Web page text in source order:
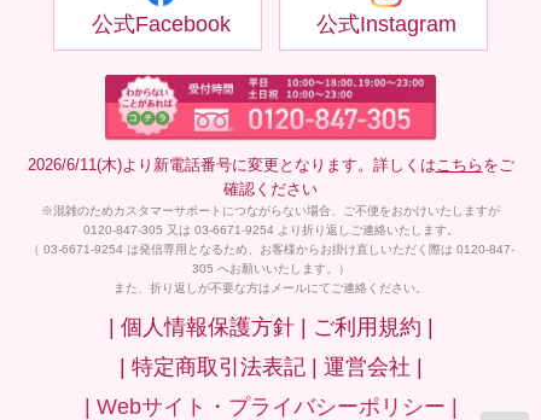
公式Facebook 公式Instagram
2026/6/11(木)より新電話番号に変更となります。詳しくは こちら をご
確認ください
※混雑のためカスタマーサポートにつながらない場合、ご不便をおかけいたしますが
0120-847-305 又は 03-6671-9254 より折り返しご連絡いたします。
（ 03-6671-9254 は発信専用となるため、お客様からお掛け直しいただく際は 0120-847-
305 へお願いいたします。）
また、折り返しが不要な方はメールにてご連絡ください。
| 個人情報保護方針 | ご利用規約 |
| 特定商取引法表記 | 運営会社 |
| Webサイト・プライバシーポリシー |